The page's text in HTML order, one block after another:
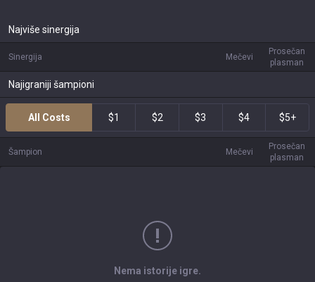
Najviše sinergija
Sinergija Mečevi
Prosečan
plasman
Najigraniji šampioni
All Costs $1 $2 $3 $4 $5+
Šampion Mečevi
Prosečan
plasman
Nema istorije igre.